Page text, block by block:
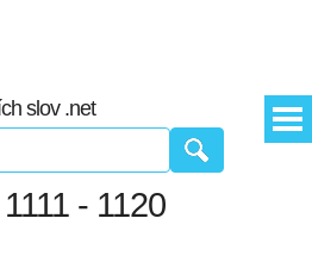
slov .net
- 1120